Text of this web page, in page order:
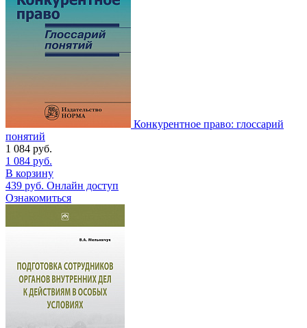
Конкурентное право: глоссарий
понятий
1 084 руб.
1 084 руб.
В корзину
439 руб. Онлайн доступ
Ознакомиться